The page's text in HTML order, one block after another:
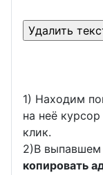
1) Находим
на неё
клик.
2)В выпавшем
копировать